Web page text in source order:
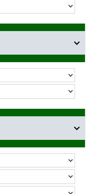

